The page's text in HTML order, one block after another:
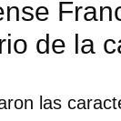
de la
las